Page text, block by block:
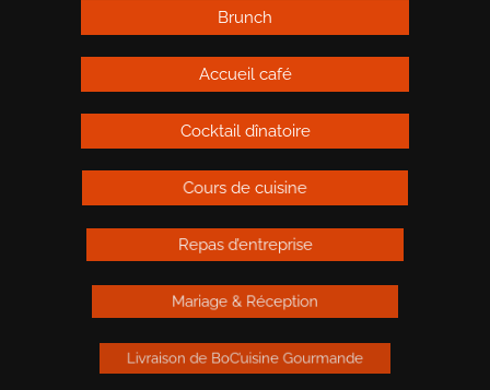
Brunch
Accueil café
Cocktail dînatoire
Cours de cuisine
Repas d’entreprise
Mariage & Réception
Livraison de BoC’uisine Gourmande